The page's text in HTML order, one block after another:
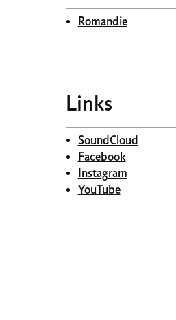
Romandie
Links
SoundCloud
Facebook
Instagram
YouTube